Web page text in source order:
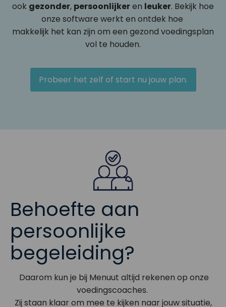
ook gezonder, persoonlijkeren leuker. Bekijk hoe
onze software werkt en ontdek hoe
makkelijk het kan zijn om een gezond voedingsplan
vol te houden.
Probeer het zelf of start nu jouw plan.
Behoefte aan
persoonlijke
begeleiding?
Daarom kun je bij Menuut altijd rekenen op onze
voedingscoaches.
Zij staan klaar om mee te kijken naar jouw situatie,